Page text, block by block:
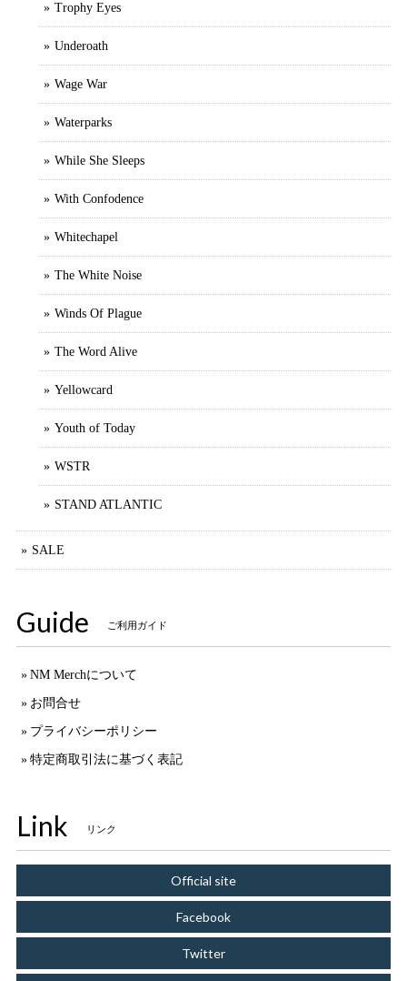
Trophy Eyes
Underoath
Wage War
Waterparks
While She Sleeps
With Confodence
Whitechapel
The White Noise
Winds Of Plague
The Word Alive
Yellowcard
Youth of Today
WSTR
STAND ATLANTIC
SALE
Guide ご利用ガイド
NM Merchについて
お問合せ
プライバシーポリシー
特定商取引法に基づく表記
Link リンク
Official site
Facebook
Twitter